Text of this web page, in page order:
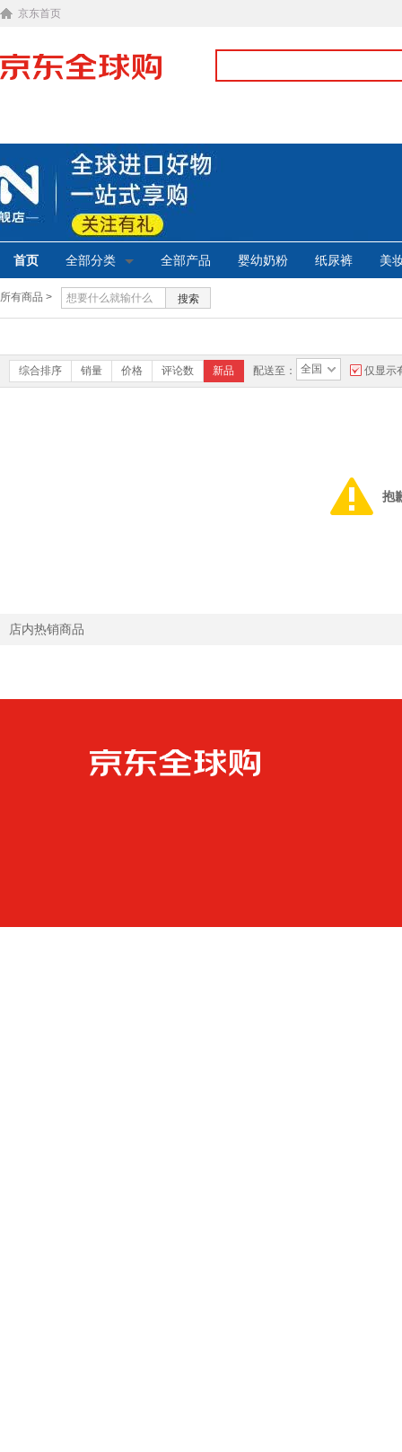
京东首页
首页 全部分类 全部产品 婴幼奶粉 纸尿裤 美
所有商品 > 搜索
综合排序 销量 价格 评论数 新品 配送至： 全国 仅显示
抱
店内热销商品